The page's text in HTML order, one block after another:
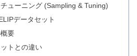
ューニング (Sampling & Tuning)
データセット
要
トとの違い